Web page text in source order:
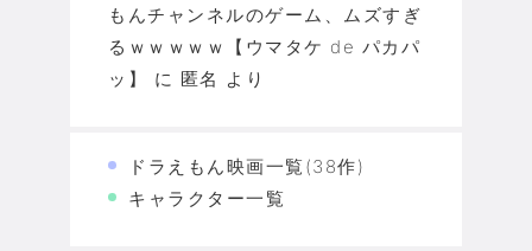
もんチャンネルのゲーム、ムズすぎ
るｗｗｗｗｗ【ウマタケ de パカパ
ッ】
に 匿名 より
ドラえもん映画一覧(38作)
キャラクター一覧